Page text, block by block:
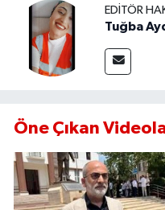
EDITÖR
Tuğba
Öne Çıkan
İZMİR
KÜTAHYA
UŞAK